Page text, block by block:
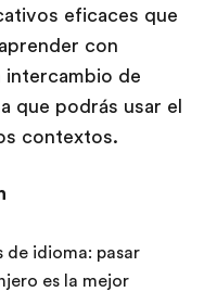
eficaces que
con
intercambio de
que podrás usar el
contextos.
idioma: pasar
es la mejor